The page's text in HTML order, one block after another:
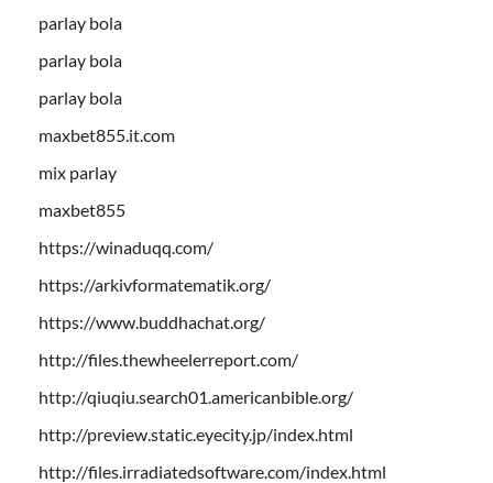
parlay bola
parlay bola
parlay bola
maxbet855.it.com
mix parlay
maxbet855
https://winaduqq.com/
https://arkivformatematik.org/
https://www.buddhachat.org/
http://files.thewheelerreport.com/
http://qiuqiu.search01.americanbible.org/
http://preview.static.eyecity.jp/index.html
http://files.irradiatedsoftware.com/index.html